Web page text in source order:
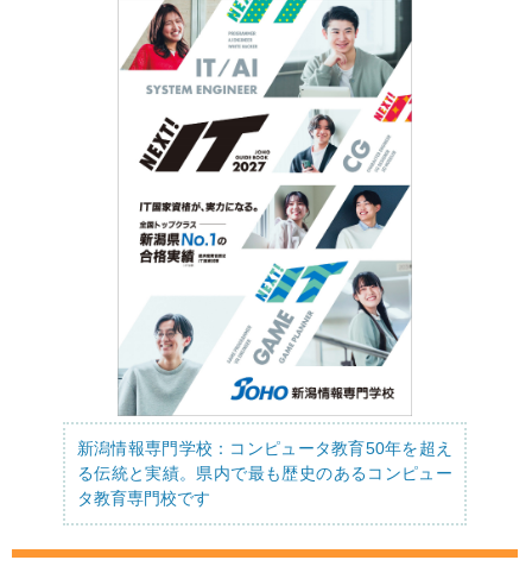
新潟情報専門学校：コンピュータ教育50年を超え
る伝統と実績。県内で最も歴史のあるコンピュー
タ教育専門校です